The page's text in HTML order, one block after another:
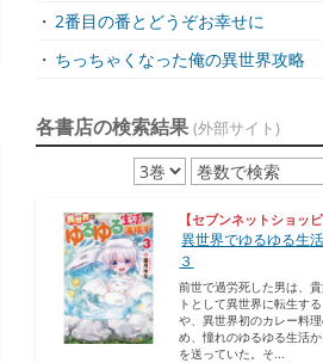
・ 2番目の番とどうぞお幸せに
・ ちっちゃくなった俺の異世界攻略
各書店の検索結果 (外部サイト)
【セブンネットショッピ
異世界でゆるゆる生
３
前世で過労死した男は、
トとして異世界に転生す
や、異世界初のカレー料
め、憧れのゆるゆる生活
を送っていた。そ...